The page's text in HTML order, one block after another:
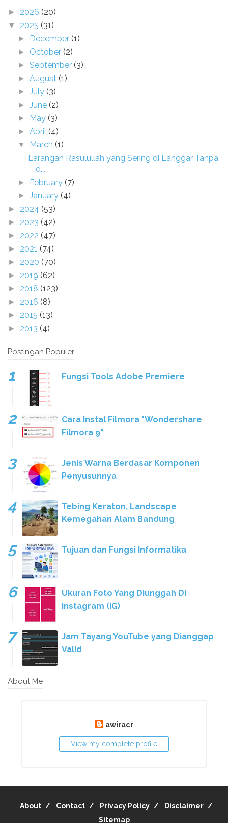
► 2026 (20)
▼ 2025 (31)
► December (1)
► October (2)
►September (3)
►August (1)
►July (3)
►June (2)
► May (3)
►April (4)
▼ March (1)
Larangan Rasulullah yang Sering di Langgar Tanpa
d...
► February (7)
►January (4)
► 2024 (53)
► 2023 (42)
► 2022 (47)
► 2021 (74)
► 2020 (70)
► 2019 (62)
► 2018 (123)
► 2016 (8)
► 2015 (13)
► 2013 (4)
Postingan Populer
Fungsi Tools Adobe Premiere
Cara Instal Filmora "Wondershare
Filmora 9"
Jenis Warna Berdasar Komponen
Penyusunnya
Tebing Keraton, Landscape
Kemegahan Alam Bandung
Tujuan dan Fungsi Informatika
Ukuran Foto Yang Diunggah Di
Instagram (IG)
Jam Tayang YouTube yang Dianggap
Valid
About Me
awiracr
View my complete profile
About Contact Privacy Policy
Disclaimer
Sitemap